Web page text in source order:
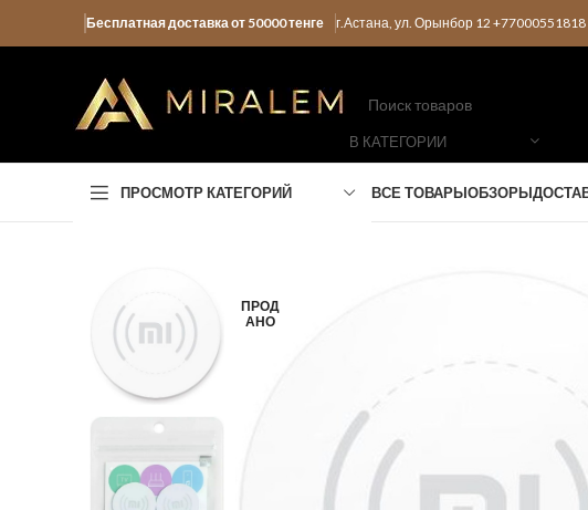
Бесплатная доставка от 50000 тенге г.Астана, ул. Орынбор 12 +77000551818
В КАТЕГОРИИ
ПРОСМОТР КАТЕГОРИЙ ВСЕ ТОВАРЫОБЗОРЫ
ПРОД
АНО